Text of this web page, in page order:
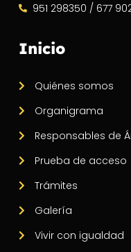
951 298350 / 677
Inicio
Quiénes somos
Organigrama
Responsables de
Prueba de acceso
Trámites
Galería
Vivir con igualdad